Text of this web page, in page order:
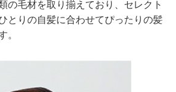
の毛材を取り揃えており、セレクト
とりの自髪に合わせてぴったりの髪
。